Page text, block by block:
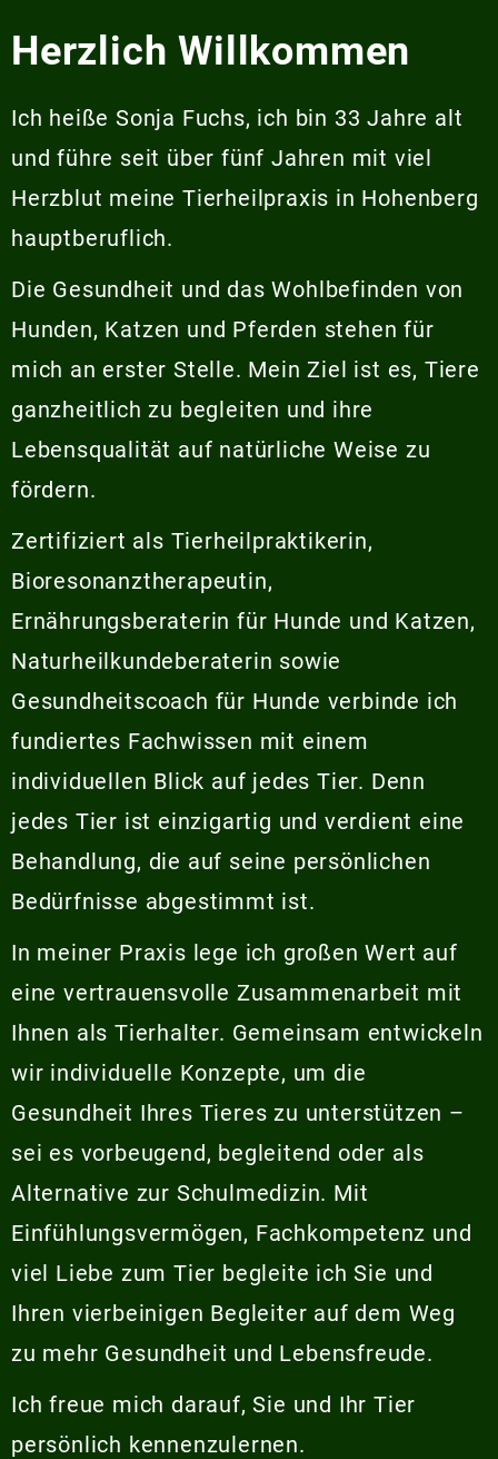
Herzlich Willkommen
Ich heiße Sonja Fuchs, ich bin 33 Jahre alt
und führe seit über fünf Jahren mit viel
Herzblut meine Tierheilpraxis in Hohenberg
hauptberuflich.
Die Gesundheit und das Wohlbefinden von
Hunden, Katzen und Pferden stehen für
mich an erster Stelle. Mein Ziel ist es, Tiere
ganzheitlich zu begleiten und ihre
Lebensqualität auf natürliche Weise zu
fördern.
Zertifiziert als Tierheilpraktikerin,
Bioresonanztherapeutin,
Ernährungsberaterin für Hunde und Katzen,
Naturheilkundeberaterin sowie
Gesundheitscoach für Hunde verbinde ich
fundiertes Fachwissen mit einem
individuellen Blick auf jedes Tier. Denn
jedes Tier ist einzigartig und verdient eine
Behandlung, die auf seine persönlichen
Bedürfnisse abgestimmt ist.
In meiner Praxis lege ich großen Wert auf
eine vertrauensvolle Zusammenarbeit mit
Ihnen als Tierhalter. Gemeinsam entwickeln
wir individuelle Konzepte, um die
Gesundheit Ihres Tieres zu unterstützen –
sei es vorbeugend, begleitend oder als
Alternative zur Schulmedizin. Mit
Einfühlungsvermögen, Fachkompetenz und
viel Liebe zum Tier begleite ich Sie und
Ihren vierbeinigen Begleiter auf dem Weg
zu mehr Gesundheit und Lebensfreude.
Ich freue mich darauf, Sie und Ihr Tier
persönlich kennenzulernen.